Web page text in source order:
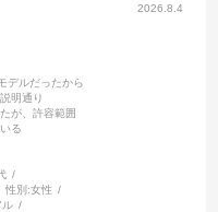
2026.8.4
デルだったから
明通り
、許容範囲
る
性別:女性
ル